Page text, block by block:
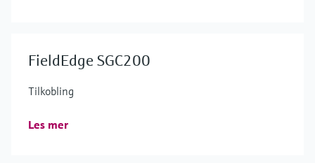
FieldEdge SGC200
Tilkobling
Les mer